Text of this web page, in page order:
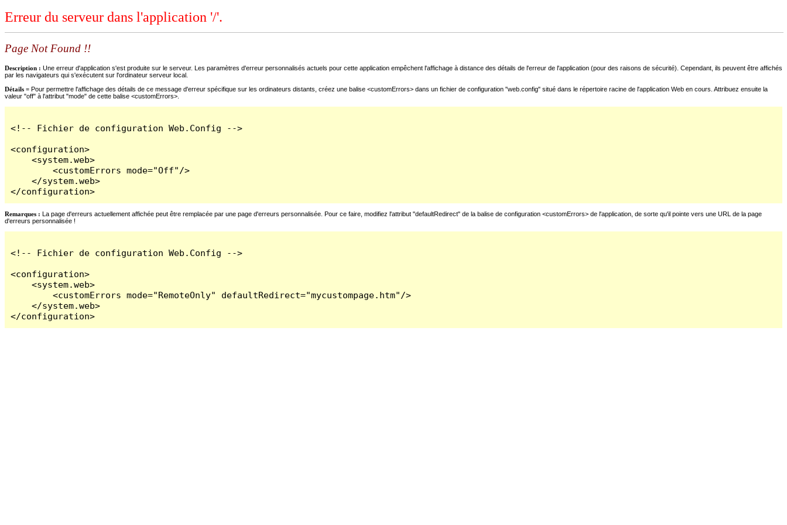
Erreur du serveur dans l'application '/'.
Page Not Found !!
Description : Une erreur d'application s'est produite sur le serveur. Les paramètres d'erreur personnalisés actuels pour cette application empêchent l'affichage à distance des détails de l'erreur de l'application (pour des raisons de sécurité). Cependant, ils peuvent être affichés
par les navigateurs qui s'exécutent sur l'ordinateur serveur local.
Détails = Pour permettre l'affichage des détails de ce message d'erreur spécifique sur les ordinateurs distants, créez une balise <customErrors> dans un fichier de configuration "web.config" situé dans le répertoire racine de l'application Web en cours. Attribuez ensuite la
valeur "off" à l'attribut "mode" de cette balise <customErrors>.
<!-- Fichier de configuration Web.Config -->
<configuration>
    <system.web>
        <customErrors mode="Off"/>
    </system.web>
</configuration>
Remarques : La page d'erreurs actuellement affichée peut être remplacée par une page d'erreurs personnalisée. Pour ce faire, modifiez l'attribut "defaultRedirect" de la balise de configuration <customErrors> de l'application, de sorte qu'il pointe vers une URL de la page
d'erreurs personnalisée !
<!-- Fichier de configuration Web.Config -->
<configuration>
    <system.web>
        <customErrors mode="RemoteOnly" defaultRedirect="mycustompage.htm"/>
    </system.web>
</configuration>